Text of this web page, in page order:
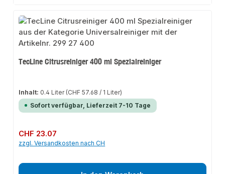
TecLine Citrusreiniger 400 ml Spezialreiniger
Inhalt: 0.4 Liter (CHF 57.68 / 1 Liter)
Sofort verfügbar, Lieferzeit 7-10 Tage
Regulärer Preis:
CHF 23.07
zzgl. Versandkosten nach CH